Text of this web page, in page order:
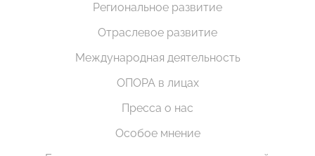
Региональное развитие
Отраслевое развитие
Международная деятельность
ОПОРА в лицах
Пресса о нас
Особое мнение